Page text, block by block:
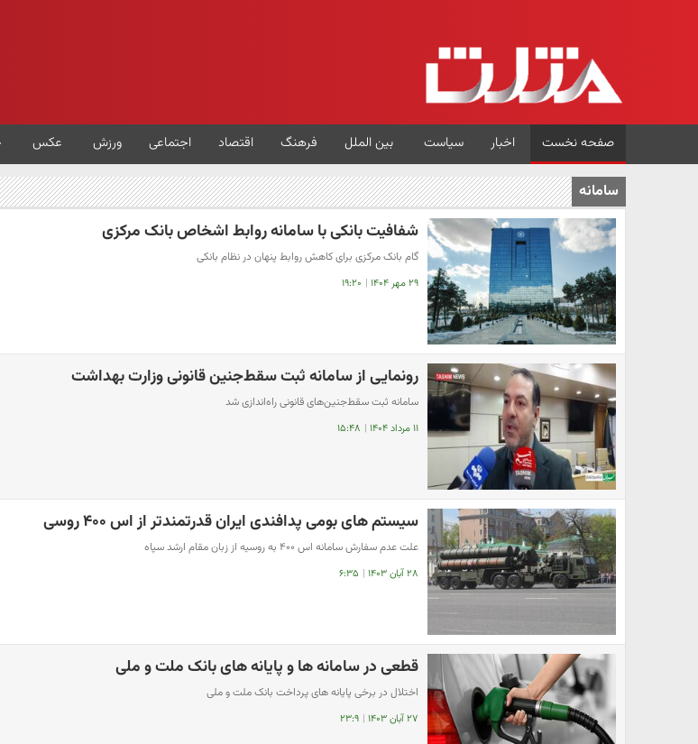
صفحه نخست اخبار سیاست بین الملل فرهنگ اقتصاد اجتماعی ورزش عکس
سامانه
شفافیت بانکی با سامانه روابط اشخاص بانک مرکزی
گام بانک مرکزی برای کاهش روابط پنهان در نظام بانکی
۲۹ مهر ۱۴۰۴ | ۱۹:۲۰
رونمایی از سامانه ثبت سقط‌جنین‌ قانونی وزارت بهداشت
سامانه ثبت سقط‌جنین‌های قانونی راه‌اندازی شد
۱۱ مرداد ۱۴۰۴ | ۱۵:۴۸
سیستم های بومی پدافندی ایران قدرتمندتر از اس ۴۰۰ روسی
علت عدم سفارش سامانه اس ۴۰۰ به روسیه از زبان مقام ارشد سپاه
۲۸ آبان ۱۴۰۳ | ۶:۳۵
قطعی در سامانه ها و پایانه های بانک ملت و ملی
اختلال در برخی پایانه های پرداخت بانک ملت و ملی
۲۷ آبان ۱۴۰۳ | ۲۳:۹